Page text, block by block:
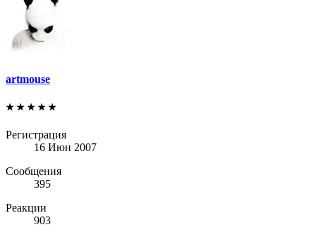
artmouse
★ ★ ★ ★ ★
Регистрация
16 Июн 2007
Сообщения
395
Реакции
903